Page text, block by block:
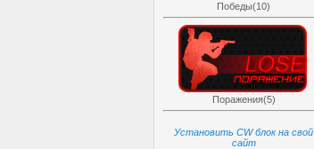
Победы(10)
Поражения(5)
Установить CW блок на свой
сайт